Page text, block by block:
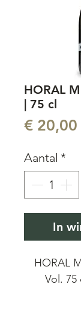
HORAL
| 75 cl
€ 20,00
Aantal *
In
HORAL
Vol. 75